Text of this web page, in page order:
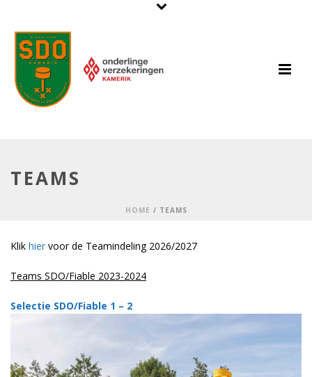
TEAMS
HOME / TEAMS
Klik hier voor de Teamindeling 2026/2027
Teams SDO/Fiable 2023-2024
Selectie SDO/Fiable 1 – 2